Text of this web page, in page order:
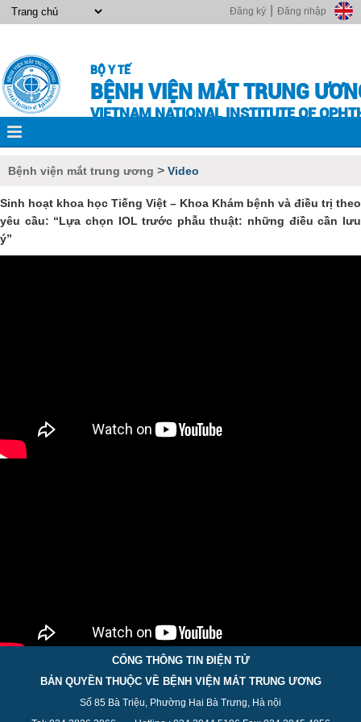
Đăng nhập
Đăng ký
BỘ Y TẾ
BỆNH VIỆN MẮT TRUNG
VIETNAM NATIONAL INSTITUTE OF
Bệnh viện mắt trung ương > Video
Sinh hoạt khoa học Tiếng Việt – Khoa Khám bệnh và điều trị theo
yêu cầu: “Lựa chọn IOL trước phẫu thuật: những điều cần lưu
ý”
CỔNG THÔNG TIN ĐIỆN TỬ
BẢN QUYỀN THUỘC VỀ BỆNH VIỆN MẮT TRUNG ƯƠNG
Số 85 Bà Triệu, Phường Hai Bà Trưng, Hà nội